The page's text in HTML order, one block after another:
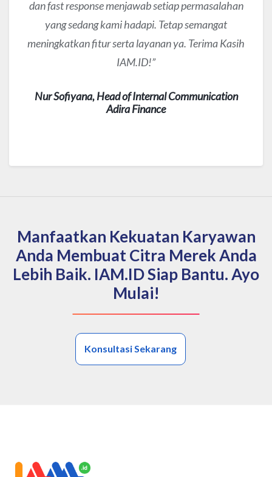
dan fast response menjawab setiap permasalahan
yang sedang kami hadapi. Tetap semangat
meningkatkan fitur serta layanan ya. Terima Kasih
IAM.ID!”
Nur Sofiyana,Head of Internal Communication
Adira Finance
Manfaatkan Kekuatan Karyawan
Anda Membuat Citra Merek Anda
Lebih Baik. IAM.ID Siap Bantu. Ayo
Mulai!
Konsultasi Sekarang